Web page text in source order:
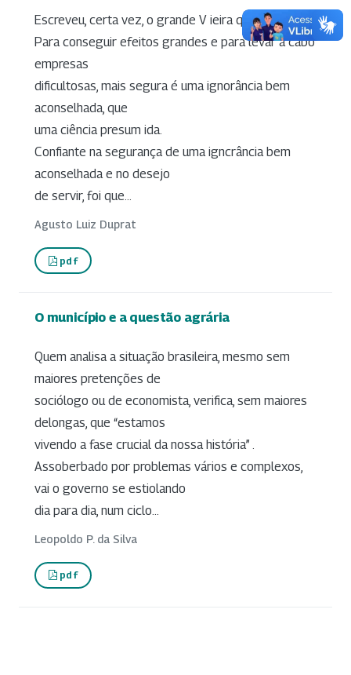
Escreveu, certa vez, o grande V ieira que:
Para conseguir efeitos grandes e para levar a cabo
empresas
dificultosas, mais segura é uma ignorância bem
aconselhada, que
uma ciência presum ida.
Confiante na segurança de uma igncrância bem
aconselhada e no desejo
de servir, foi que...
Agusto Luiz Duprat
pdf
O município e a questão agrária
Quem analisa a situação brasileira, mesmo sem
maiores pretenções de
sociólogo ou de economista, verifica, sem maiores
delongas, que “estamos
vivendo a fase crucial da nossa história” .
Assoberbado por problemas vários e complexos,
vai o governo se estiolando
dia para dia, num ciclo...
Leopoldo P. da Silva
pdf